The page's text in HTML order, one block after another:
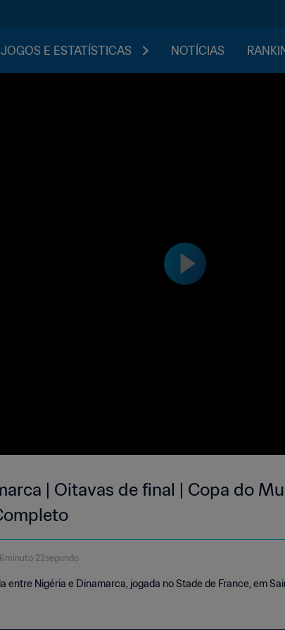
JOGOS E ESTATÍSTICAS NOTÍCIAS
| Oitavas de final | Copa do
22segundo
entre Nigéria e Dinamarca, jogada no Stade de France, em